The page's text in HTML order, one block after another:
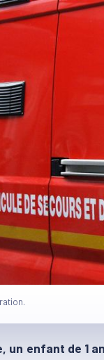
un enfant de 1